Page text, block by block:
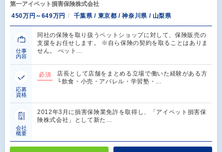
第一アイペット損害保険株式会社
450万円～649万円
千葉県 / 東京都 / 神奈川県 / 山梨県
仕事
内容
同社の保険を取り扱うペットショップに対して、保険販売の
支援をお任せします。 ※自ら保険の契約を取ることはありま
せん。 ぺット…
応募
資格
必須
店長として店舗をまとめる立場で働いた経験がある方
└飲食・小売・アパレル・学習塾・…
会社
概要
2012年3月に損害保険業免許を取得し、「アイペット損害保
険株式会社」として新た…